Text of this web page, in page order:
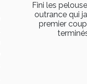
Fini les
outrance qui
premier